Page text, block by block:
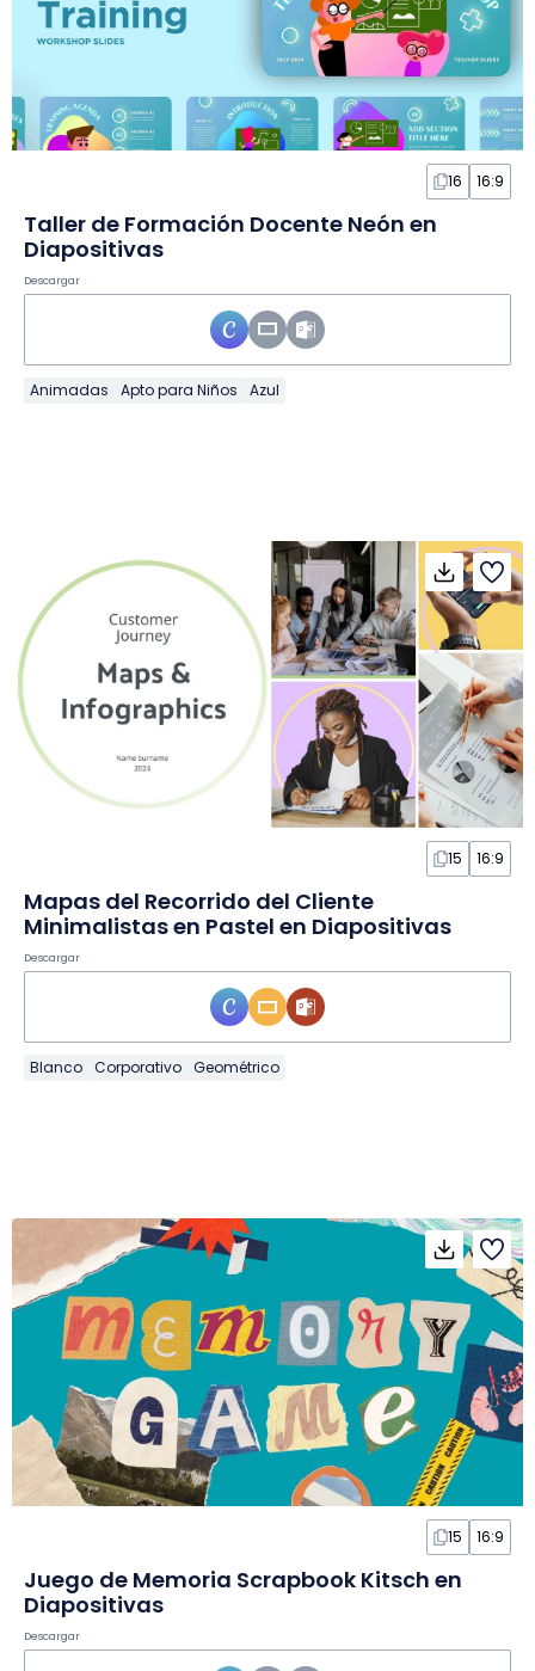
16 16:9
Taller de Formación Docente Neón en
Diapositivas
Descargar
Animadas Apto para Niños Azul
15 16:9
Mapas del Recorrido del Cliente
Minimalistas en Pastel en Diapositivas
Descargar
Blanco Corporativo Geométrico
15 16:9
Juego de Memoria Scrapbook Kitsch en
Diapositivas
Descargar